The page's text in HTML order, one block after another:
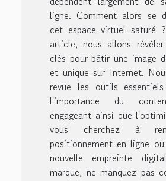
ligne. Comment alors se
cet espace virtuel saturé
article, nous allons
clés pour bâtir une image
et unique sur Internet.
revue les outils
l'importance du
engageant ainsi que
vous cherchez à
positionnement en ligne
nouvelle empreinte
marque, ne manquez pas